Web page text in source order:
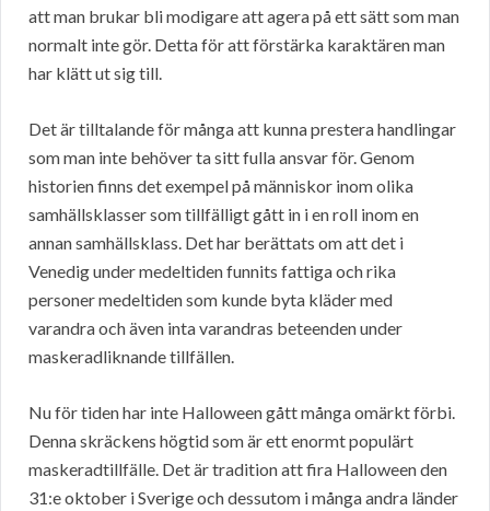
att man brukar bli modigare att agera på ett sätt som man
normalt inte gör. Detta för att förstärka karaktären man
har klätt ut sig till.
Det är tilltalande för många att kunna prestera handlingar
som man inte behöver ta sitt fulla ansvar för. Genom
historien finns det exempel på människor inom olika
samhällsklasser som tillfälligt gått in i en roll inom en
annan samhällsklass. Det har berättats om att det i
Venedig under medeltiden funnits fattiga och rika
personer medeltiden som kunde byta kläder med
varandra och även inta varandras beteenden under
maskeradliknande tillfällen.
Nu för tiden har inte Halloween gått många omärkt förbi.
Denna skräckens högtid som är ett enormt populärt
maskeradtillfälle. Det är tradition att fira Halloween den
31:e oktober i Sverige och dessutom i många andra länder